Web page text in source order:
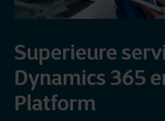
Superieure
Dynamics 365
Platform